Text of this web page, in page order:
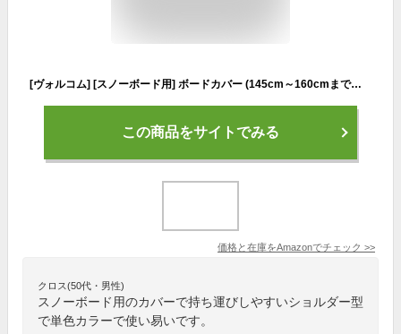
[ヴォルコム] [スノーボード用] ボードカバー (145cm～160cmまで対応可能)[ J65522JA / JP BOARD COVER ]持ち運び BLK_ブラック
この商品をサイトでみる
価格と在庫をAmazonでチェック >>
クロス(50代・男性)
スノーボード用のカバーで持ち運びしやすいショルダー型
で単色カラーで使い易いです。